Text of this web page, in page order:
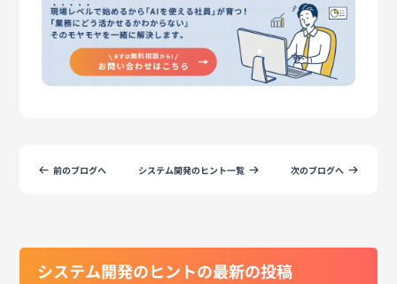
前のブログへ システム開発のヒント一覧 次のブログへ
システム開発のヒントの最新の投稿